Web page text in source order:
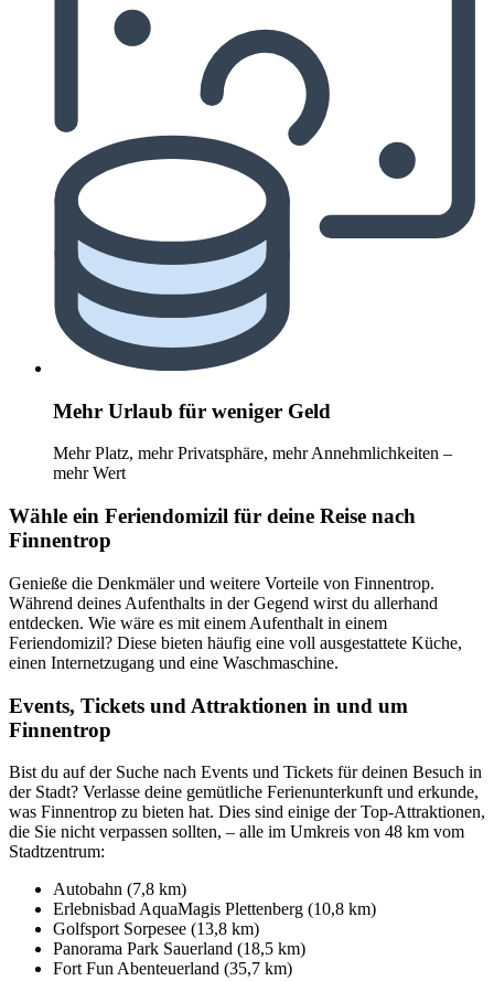
Mehr Urlaub für weniger Geld
Mehr Platz, mehr Privatsphäre, mehr Annehmlichkeiten –
mehr Wert
Wähle ein Feriendomizil für deine Reise nach
Finnentrop
Genieße die Denkmäler und weitere Vorteile von Finnentrop.
Während deines Aufenthalts in der Gegend wirst du allerhand
entdecken. Wie wäre es mit einem Aufenthalt in einem
Feriendomizil? Diese bieten häufig eine voll ausgestattete Küche,
einen Internetzugang und eine Waschmaschine.
Events, Tickets und Attraktionen in und um
Finnentrop
Bist du auf der Suche nach Events und Tickets für deinen Besuch in
der Stadt? Verlasse deine gemütliche Ferienunterkunft und erkunde,
was Finnentrop zu bieten hat. Dies sind einige der Top-Attraktionen,
die Sie nicht verpassen sollten, – alle im Umkreis von 48 km vom
Stadtzentrum:
Autobahn (7,8 km)
Erlebnisbad AquaMagis Plettenberg (10,8 km)
Golfsport Sorpesee (13,8 km)
Panorama Park Sauerland (18,5 km)
Fort Fun Abenteuerland (35,7 km)